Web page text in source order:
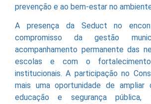
prevenção e ao bem-estar no
A presença da Seduct no
compromisso da gestão
acompanhamento permanente das
escolas e com o
institucionais. A participação no
mais uma oportunidade de ampliar
educação e segurança pública,